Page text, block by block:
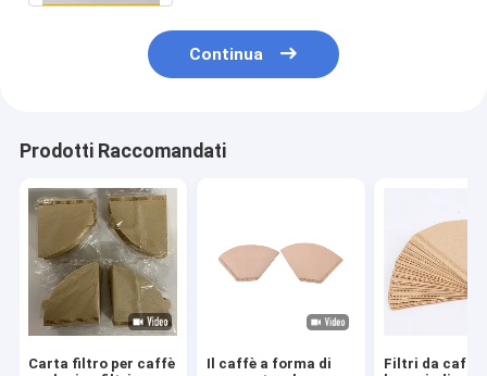
Continua
Prodotti Raccomandati
Carta filtro per caffè
Il caffè a forma di
Filtri da caffè